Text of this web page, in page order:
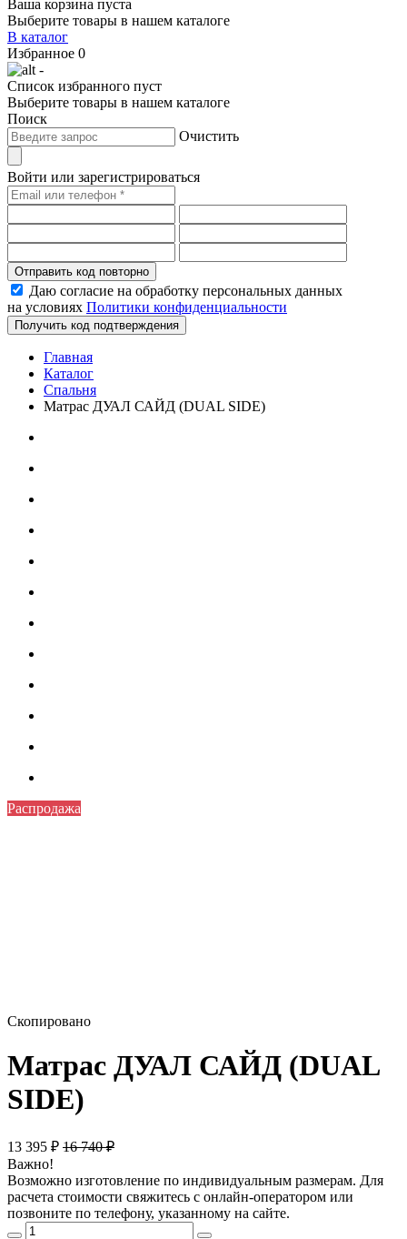
Ваша корзина пуста
Выберите товары в нашем каталоге
В каталог
Избранное 0
-
Список избранного пуст
Выберите товары в нашем каталоге
Поиск
Очистить
Войти или зарегистрироваться
Отправить код повторно
Даю согласие на обработку персональных данных
на условиях Политики конфиденциальности
Получить код подтверждения
Главная
Каталог
Спальня
Матрас ДУАЛ САЙД (DUAL SIDE)
Распродажа
Скопировано
Матрас ДУАЛ САЙД (DUAL
SIDE)
13 395 ₽ 16 740₽
Важно!
Возможно изготовление по индивидуальным размерам. Для
расчета стоимости свяжитесь с онлайн-оператором или
позвоните по телефону, указанному на сайте.